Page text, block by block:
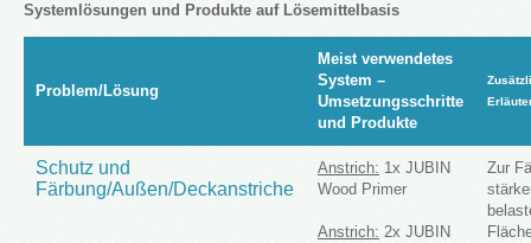
Systemlösungen und Produkte auf Lösemittelbasis
Problem/Lösung
Meist verwendetes
System –
Umsetzungsschritte
und Produkte
Schutz und
Färbung/Außen/Deckanstriche
Anstrich: 1x JUBIN
Wood Primer
Anstrich: 2x JUBIN
Zur